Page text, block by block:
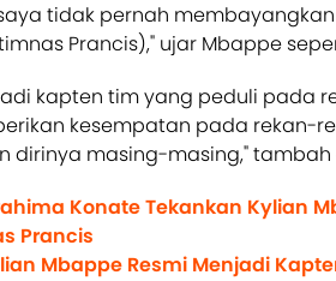
tidak pernah
Prancis)," ujar Mbappe
kapten tim yang peduli pada
kesempatan pada rekan-
dirinya masing-masing," tambah
Konate Tekankan Kylian
Prancis
Mbappe Resmi Menjadi